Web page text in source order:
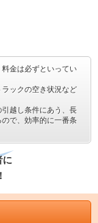
金は必ずといってい
ックの空き状況など
越し条件にあう、長
で、効率的に一番条
に